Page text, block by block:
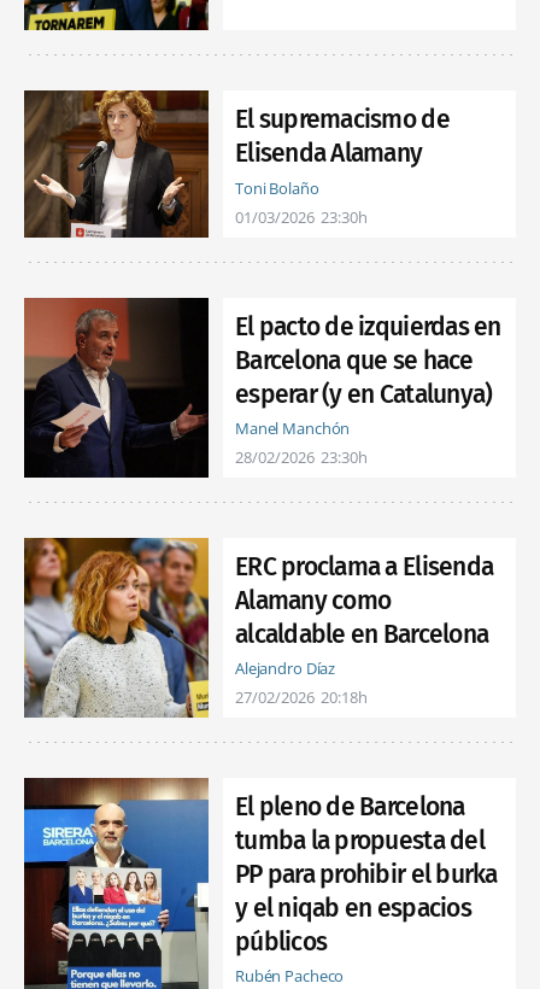
El supremacismo de
Elisenda Alamany
Toni Bolaño
01/03/2026 23:30h
El pacto de izquierdas en
Barcelona que se hace
esperar (y en Catalunya)
Manel Manchón
28/02/2026 23:30h
ERC proclama a Elisenda
Alamany como
alcaldable en Barcelona
Alejandro Díaz
27/02/2026 20:18h
El pleno de Barcelona
tumba la propuesta del
PP para prohibir el burka
y el niqab en espacios
públicos
Rubén Pacheco